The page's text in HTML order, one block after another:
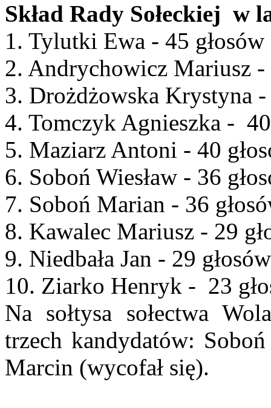
Skład Rady Sołeckiej w
1. Tylutki Ewa - 45 głosów
2. Andrychowicz Mariusz -
3. Drożdżowska Krystyna -
4. Tomczyk Agnieszka -
5. Maziarz Antoni - 40
6. Soboń Wiesław - 36
7. Soboń Marian - 36
8. Kawalec Mariusz - 29
9. Niedbała Jan - 29 głosów
10. Ziarko Henryk - 23
Na sołtysa sołectwa
trzech kandydatów:
Marcin (wycofał się).